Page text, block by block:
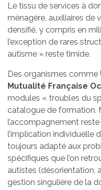
Le tissu de services à
ménagère, auxiliaires de
densifié, y compris en
l’exception de rares
autisme » reste timide.
Des organismes comme
Mutualité Française
modules « troubles du
catalogue de formation.
l’accompagnement
l’implication individuelle
toujours adapté aux
spécifiques que l’on
autistes (désorientation,
gestion singulière de la